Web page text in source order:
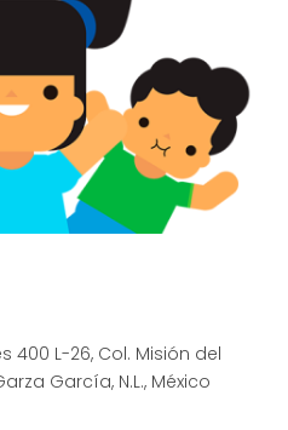
400 L-26, Col. Misión del
García, N.L., México